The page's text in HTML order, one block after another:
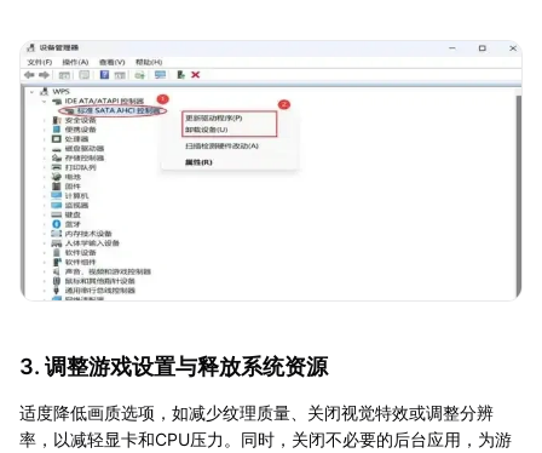
3. 调整游戏设置与释放系统资源
适度降低画质选项，如减少纹理质量、关闭视觉特效或调整分辨
率，以减轻显卡和CPU压力。同时，关闭不必要的后台应用，为游